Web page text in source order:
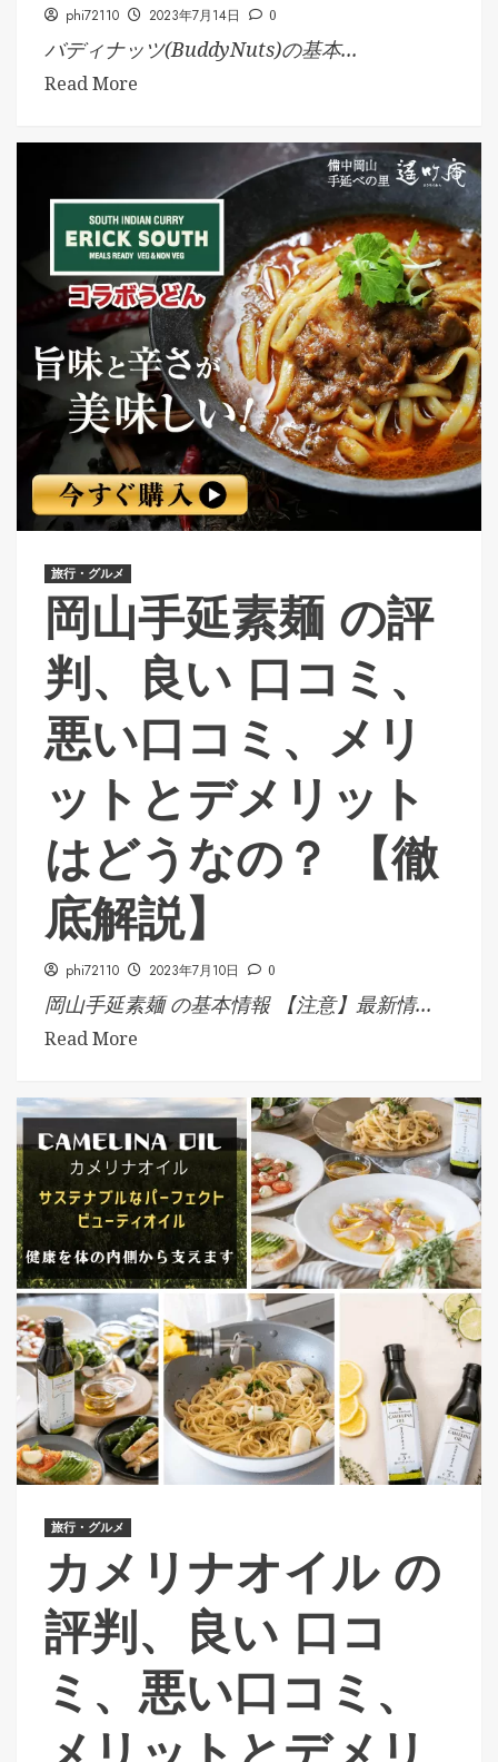
phi72110 2023年7月14日 0
バディナッツ(BuddyNuts)の基本...
Read More
旅行・グルメ
岡山手延素麺 の評
判、良い 口コミ、
悪い口コミ、メリ
ットとデメリット
はどうなの？ 【徹
底解説】
phi72110 2023年7月10日 0
岡山手延素麺 の基本情報 【注意】最新情...
Read More
旅行・グルメ
カメリナオイル の
評判、良い 口コ
ミ、悪い口コミ、